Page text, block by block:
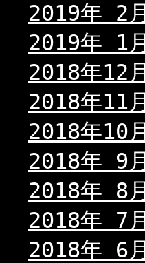
2019年 2月
2019年 1月
2018年12月
2018年11月
2018年10月
2018年 9月
2018年 8月
2018年 7月
2018年 6月